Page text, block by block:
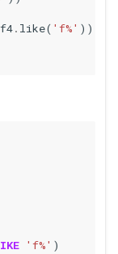
f4. like( 'f%' ))
'f%' )